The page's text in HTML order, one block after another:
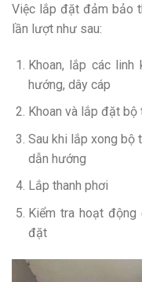
Việc lắp đặt đảm bảo
lần lượt như sau:
Khoan, lắp các
hướng, dây cáp
Khoan và lắp đặt bộ
Sau khi lắp xong bộ
dẫn hướng
Lắp thanh phơi
Kiểm tra hoạt động
đặt